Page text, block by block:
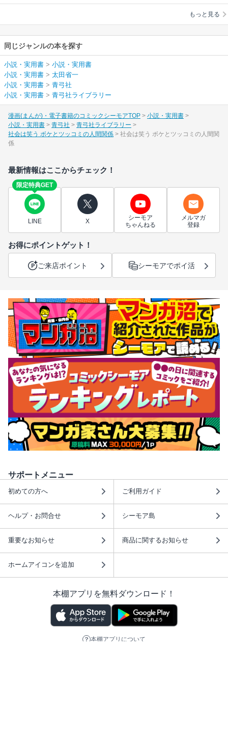
もっと見る
同じジャンルの本を探す
小説・実用書 > 小説・実用書
小説・実用書 > 太田省一
小説・実用書 > 青弓社
小説・実用書 > 青弓社ライブラリー
漫画(まんが)・電子書籍のコミックシーモアTOP
小説・実用書
小説・実用書
青弓社
青弓社ライブラリー
社会は笑う ボケとツッコミの人間関係
社会は笑う ボケとツッコミの人間関
係
最新情報はここからチェック！
限定特典GET
LINE X
シーモア
ちゃんねる
メルマガ
登録
お得にポイントゲット！
ご来店ポイント シーモアでポイ活
サポートメニュー
初めての方へ ご利用ガイド
ヘルプ・お問合せ シーモア島
重要なお知らせ 商品に関するお知らせ
ホームアイコンを追加
本棚アプリを無料ダウンロード！
本棚アプリについて